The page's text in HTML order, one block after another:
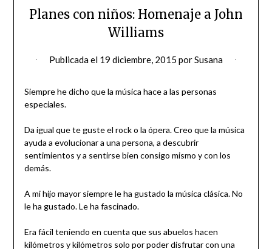
Planes con niños: Homenaje a John
Williams
Publicada el 19 diciembre, 2015 porSusana
Siempre he dicho que la música hace a las personas
especiales.
Da igual que te guste el rock o la ópera. Creo que la música
ayuda a evolucionar a una persona, a descubrir
sentimientos y a sentirse bien consigo mismo y con los
demás.
A mi hijo mayor siempre le ha gustado la música clásica. No
le ha gustado. Le ha fascinado.
Era fácil teniendo en cuenta que sus abuelos hacen
kilómetros y kilómetros solo por poder disfrutar con una